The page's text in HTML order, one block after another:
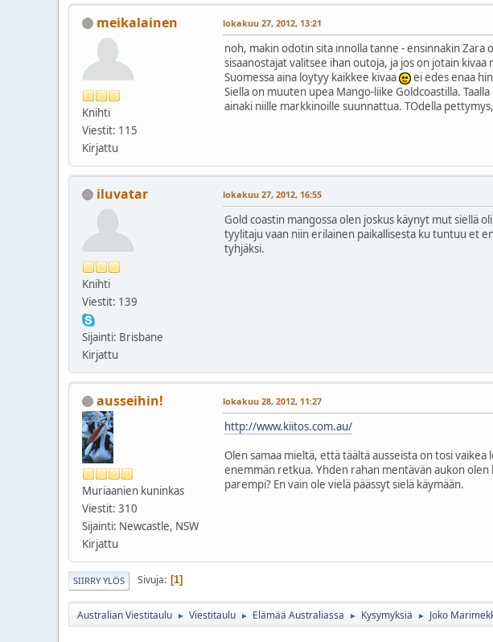
meikalainen
Knihti
Viestit: 115
Kirjattu
lokakuu 27, 2012, 13:21
noh, makin odotin sita innolla tanne - ensinnakin
sisaanostajat valitsee ihan outoja, ja jos on jotain
Suomessa aina loytyy kaikkee kivaa
ei edes enaa
Siella on muuten upea Mango-liike Goldcoastilla.
ainaki niille markkinoille suunnattua. TOdella
iluvatar
Knihti
Viestit: 139
Sijainti: Brisbane
Kirjattu
lokakuu 27, 2012, 16:55
Gold coastin mangossa olen joskus käynyt mut siellä
tyylitaju vaan niin erilainen paikallisesta ku tuntuu et
tyhjäksi.
ausseihin!
Muriaanien kuninkas
Viestit: 310
Sijainti: Newcastle, NSW
Kirjattu
lokakuu 28, 2012, 11:27
http://www.kiitos.com.au/
Olen samaa mieltä, että täältä ausseista on tosi
enemmän retkua. Yhden rahan mentävän aukon olen
parempi? En vain ole vielä päässyt sielä käymään.
SIIRRY YLÖS Sivuja 1
Australian Viestitaulu ► Viestitaulu ► Elämää Australiassa ► Kysymyksiä ► Joko